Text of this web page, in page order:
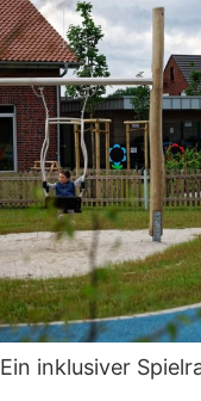
Ein inklusiver